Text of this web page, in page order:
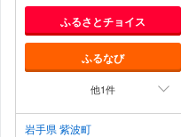
ふるさとチョイス
ふるなび
他1件
岩手県 紫波町